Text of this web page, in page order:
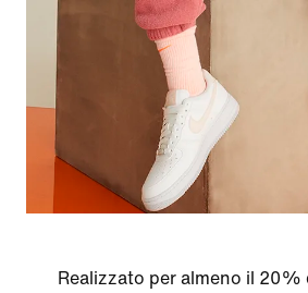
Realizzato per almeno il 20%